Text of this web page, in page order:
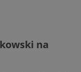
na